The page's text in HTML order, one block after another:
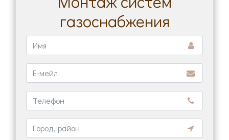
газоснабжения